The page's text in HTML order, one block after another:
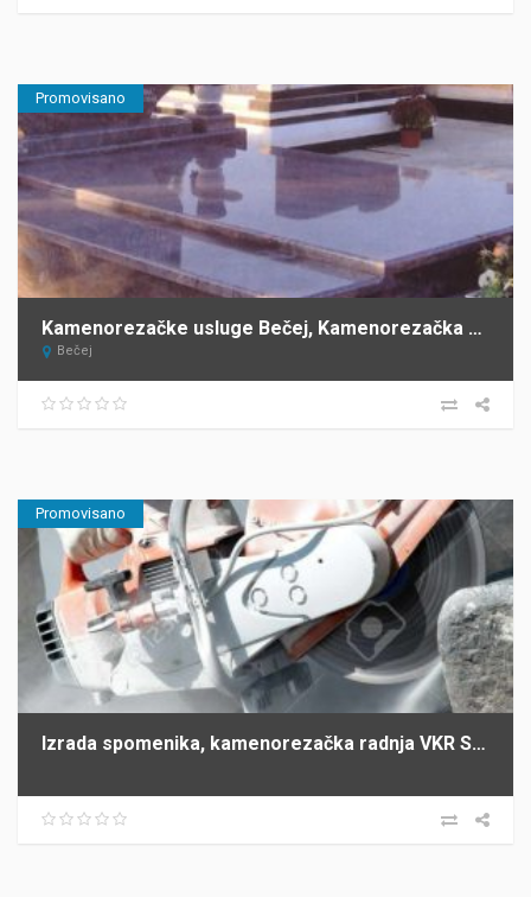
Promovisano
Kamenorezačke usluge Bečej, Kamenorezačka radnja Barta
Bečej
Promovisano
Izrada spomenika, kamenorezačka radnja VKR SIMIĆI Šabac